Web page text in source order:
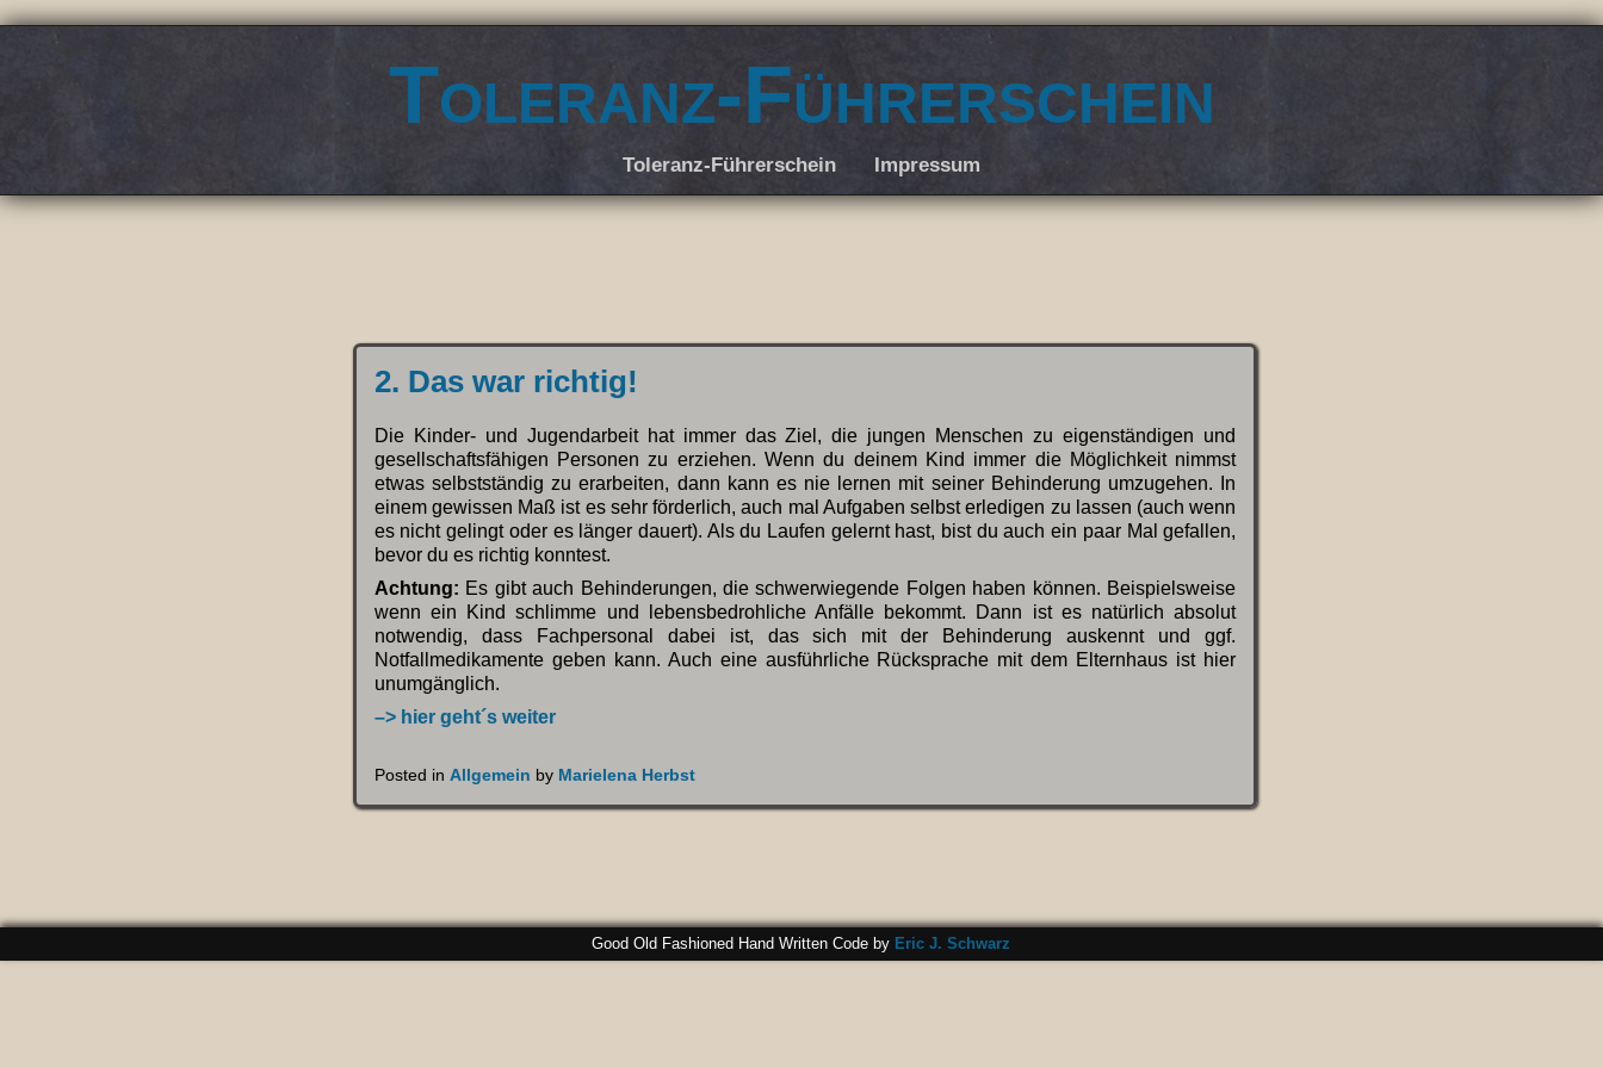
Toleranz-Führerschein
Toleranz-Führerschein Impressum
2. Das war richtig!
Die Kinder- und Jugendarbeit hat immer das Ziel, die jungen Menschen zu eigenständigen und
gesellschaftsfähigen Personen zu erziehen. Wenn du deinem Kind immer die Möglichkeit nimmst
etwas selbstständig zu erarbeiten, dann kann es nie lernen mit seiner Behinderung umzugehen. In
einem gewissen Maß ist es sehr förderlich, auch mal Aufgaben selbst erledigen zu lassen (auch wenn
es nicht gelingt oder es länger dauert). Als du Laufen gelernt hast, bist du auch ein paar Mal gefallen,
bevor du es richtig konntest.
Achtung: Es gibt auch Behinderungen, die schwerwiegende Folgen haben können. Beispielsweise
wenn ein Kind schlimme und lebensbedrohliche Anfälle bekommt. Dann ist es natürlich absolut
notwendig, dass Fachpersonal dabei ist, das sich mit der Behinderung auskennt und ggf.
Notfallmedikamente geben kann. Auch eine ausführliche Rücksprache mit dem Elternhaus ist hier
unumgänglich.
–> hier geht´s weiter
Posted in Allgemein by Marielena Herbst
Good Old Fashioned Hand Written Code by Eric J. Schwarz